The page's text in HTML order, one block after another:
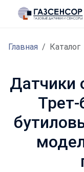
Главная Каталог
Датчики
Трет-